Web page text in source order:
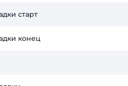
старт
конец